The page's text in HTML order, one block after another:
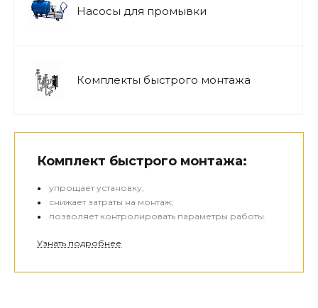
Насосы для промывки
Комплекты быстрого монтажа
Комплект быстрого монтажа:
упрощает установку;
снижает затраты на монтаж;
позволяет контролировать параметры работы.
Узнать подробнее